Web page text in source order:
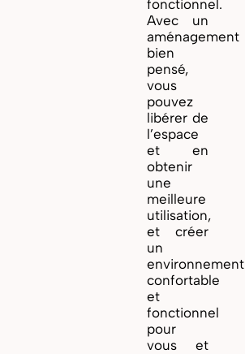
fonctionnel.
Avec un
aménagement
bien
pensé,
vous
pouvez
libérer de
l’espace
et en
obtenir
une
meilleure
utilisation,
et créer
un
environnement
confortable
et
fonctionnel
pour
vous et